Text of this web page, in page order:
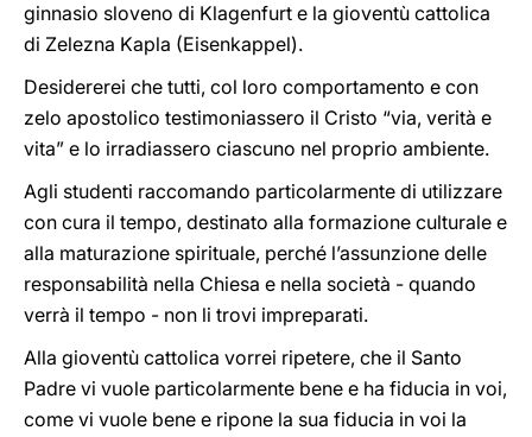
ginnasio sloveno di Klagenfurt e la gioventù cattolica
di Zelezna Kapla (Eisenkappel).
Desidererei che tutti, col loro comportamento e con
zelo apostolico testimoniassero il Cristo “via, verità e
vita” e lo irradiassero ciascuno nel proprio ambiente.
Agli studenti raccomando particolarmente di utilizzare
con cura il tempo, destinato alla formazione culturale e
alla maturazione spirituale, perché l’assunzione delle
responsabilità nella Chiesa e nella società - quando
verrà il tempo - non li trovi impreparati.
Alla gioventù cattolica vorrei ripetere, che il Santo
Padre vi vuole particolarmente bene e ha fiducia in voi,
come vi vuole bene e ripone la sua fiducia in voi la